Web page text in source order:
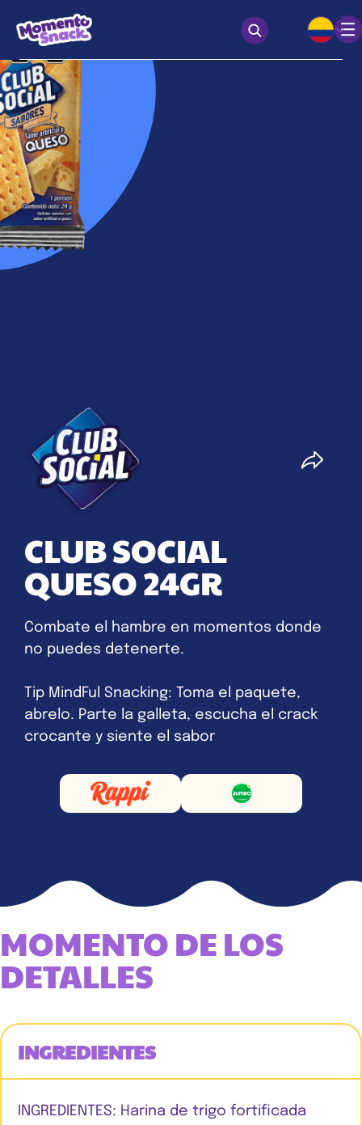
CLUB SOCIAL
QUESO 24GR
Combate el hambre en momentos donde
no puedes detenerte.
Tip MindFul Snacking: Toma el paquete,
abrelo. Parte la galleta, escucha el crack
crocante y siente el sabor
MOMENTO DE LOS
DETALLES
INGREDIENTES
INGREDIENTES: Harina de trigo fortificada